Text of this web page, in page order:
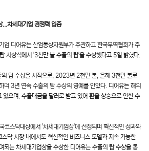
...차세대기업 경쟁력 입증
업 디어유는 산업통상자원부가 주관하고 한국무역협회가 주
시상식에서 '3천만 불 수출의 탑'을 수상했다고 5일 밝혔다.
탑 수상을 시작으로, 2023년 2천만 불, 올해 3천만 불로
며 3년 연속 수출의 탑 수상의 영예를 안았다. 디어유는 해외
으며, 수출대금을 달러로 받고 있어 환율 상승으로 인한 수
코스닥대상에서 '차세대기업상'에 선정되며 혁신적인 성과와
닥 시장 내에서도 혁신적인 비즈니스 모델과 지속 가능한
되는 차세대기업상을 수상한 디어유는 수출의 탑 수상을 통